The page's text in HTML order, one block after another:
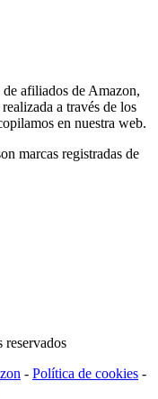
afiliados de Amazon,
a través de los
en nuestra web.
marcas registradas de
reservados
- Política de cookies -